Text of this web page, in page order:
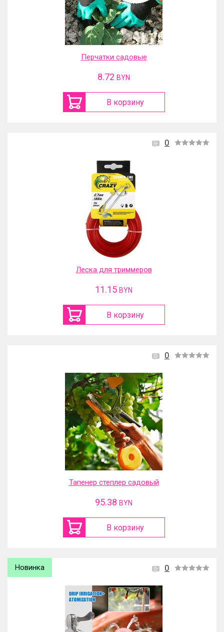
Перчатки садовые
8.72 BYN
В корзину
0
Леска для триммеров
11.15 BYN
В корзину
0
Тапенер степлер садовый
95.38 BYN
В корзину
0
Новинка